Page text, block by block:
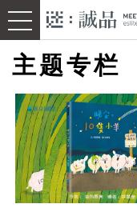
主题专栏